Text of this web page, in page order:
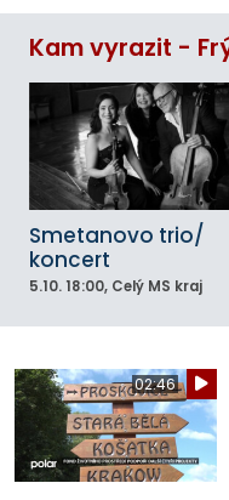
Kam vyrazit -
Smetanovo trio/
koncert
5.10. 18:00, Celý MS kraj
02:46